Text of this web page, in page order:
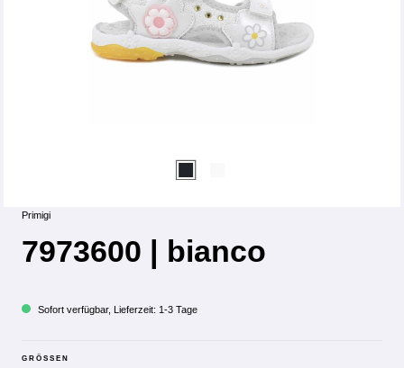
Primigi
7973600 | bianco
Sofort verfügbar, Lieferzeit: 1-3 Tage
GRÖSSEN